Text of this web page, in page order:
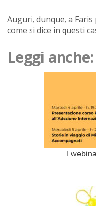
Auguri, dunque, a
come si dice in questi
Leggi anche:
I